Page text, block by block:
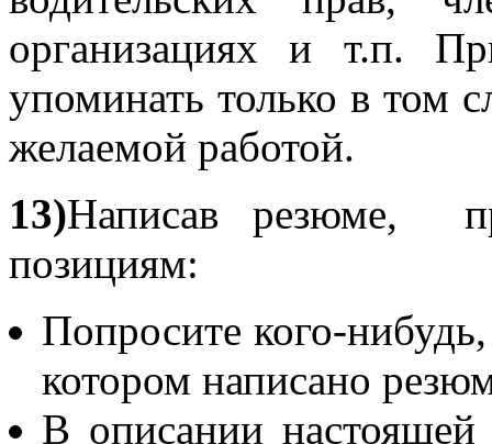
организациях и т.п.
упоминать только в том
желаемой работой.
13)Написав резюме,
позициям:
Попросите кого-
котором написано
В описании настоящей